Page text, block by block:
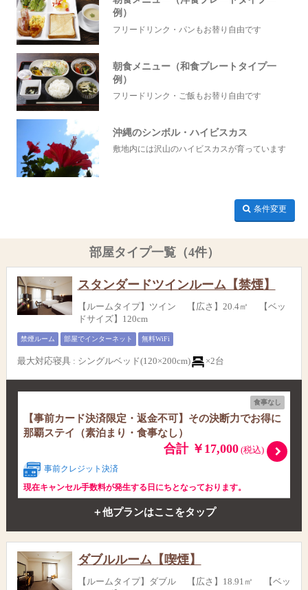
例）
フリードリンク・パンもお替り自由です
朝食メニュー（和食プレートタイプ一
例）
フリードリンク・ご飯もお替り自由です
沖縄のシンボル・ハイビスカス
敷地内には沢山のハイビスカスが育っています
条件変更
部屋タイプ一覧（4件）
スタンダードツインルーム【禁煙】
【ルームタイプ】ツイン 【広さ】20.4㎡ 【ベッ
ドサイズ】120cm
禁煙ルーム 部屋でインターネット 無料WiFi
最大対応寝具 : シングルベッド(120×200cm) ×2台
食事なし
【事前カード決済限定・返金不可】その決断力でお得に
那覇ステイ（素泊まり・食事なし）
合計 ￥17,000(税込)
事前クレジット決済
現在キャンセル手数料が発生する日にちとなっております。
＋他プランはここをタップ
ダブルルーム【喫煙】
【ルームタイプ】ダブル 【広さ】18.91㎡ 【ベッ